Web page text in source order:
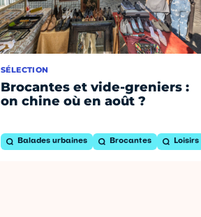
SÉLECTION
Brocantes et vide-greniers :
on chine où en août ?
Balades urbaines Brocantes Loisirs